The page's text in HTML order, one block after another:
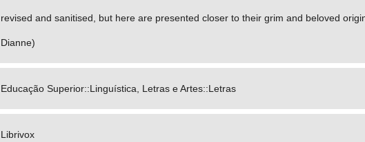
revised and sanitised, but here are presented closer to their grim and beloved
Dianne)
Educação Superior::Linguística, Letras e Artes::Letras
Librivox